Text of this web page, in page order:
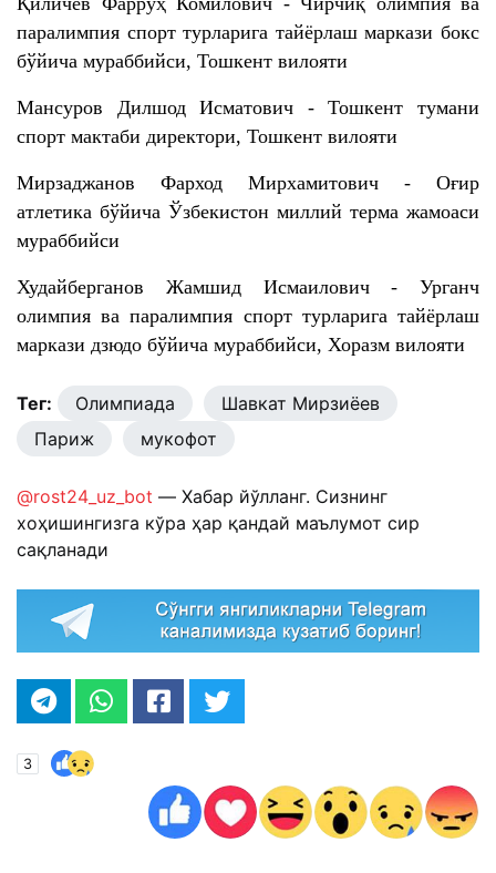
паралимпия спорт турларига тайёрлаш маркази бокс
бўйича мураббийси, Тошкент вилояти
Мансуров Дилшод Исматович - Тошкент тумани
спорт мактаби директори, Тошкент вилояти
Мирзаджанов Фарход Мирхамитович - Оғир
атлетика бўйича Ўзбекистон миллий терма жамоаси
мураббийси
Худайберганов Жамшид Исмаилович - Урганч
олимпия ва паралимпия спорт турларига тайёрлаш
маркази дзюдо бўйича мураббийси, Хоразм вилояти
Тег: Олимпиада
Шавкат Мирзиёев
Париж
мукофот
@rost24_uz_bot — Хабар йўлланг. Сизнинг
хоҳишингизга кўра ҳар қандай маълумот сир
сақланади
3